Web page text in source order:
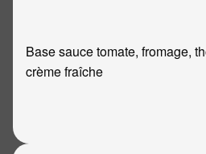
Base sauce tomate, fromage,
crème fraîche